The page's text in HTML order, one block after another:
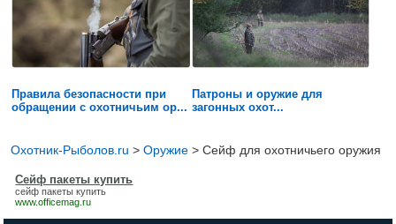
Правила безопасности при
обращении с охотничьим ор...
Патроны и оружие для
загонных охот...
Охотник-Рыболов.ru >Оружие >Сейф для охотничьего оружия
Сейф пакеты купить
сейф пакеты купить
www.officemag.ru